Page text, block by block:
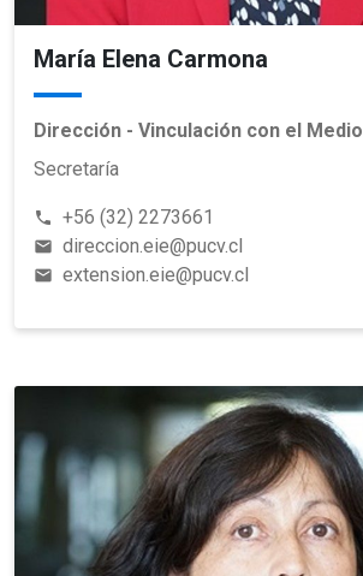
María Elena Carmona
Dirección - Vinculación con el Medio
Secretaría
phone +56 (32) 2273661
email direccion.eie@pucv.cl
email extension.eie@pucv.cl